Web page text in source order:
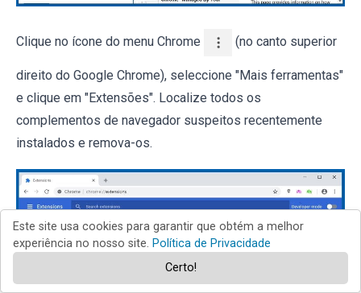
Clique no ícone do menu Chrome (no canto superior
direito do Google Chrome), seleccione "Mais ferramentas"
e clique em "Extensões". Localize todos os
complementos de navegador suspeitos recentemente
instalados e remova-os.
Este site usa cookies para garantir que obtém a melhor
experiência no nosso site. Política de Privacidade
Certo!